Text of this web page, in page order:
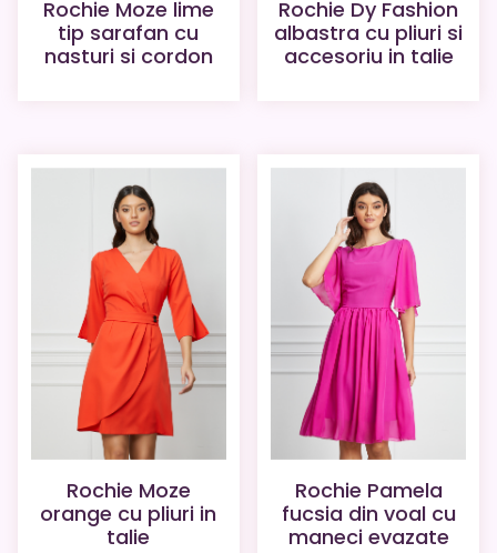
Rochie Moze lime
tip sarafan cu
nasturi si cordon
Rochie Dy Fashion
albastra cu pliuri si
accesoriu in talie
Rochie Moze
orange cu pliuri in
talie
Rochie Pamela
fucsia din voal cu
maneci evazate